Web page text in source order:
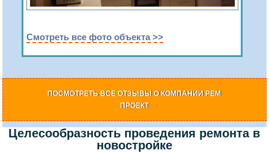
Смотреть все фото объекта >>
ПОСМОТРЕТЬ ВСЕ ОТЗЫВЫ О КОМПАНИИ РЕМ
ПРОЕКТ
Целесообразность проведения ремонта в
новостройке